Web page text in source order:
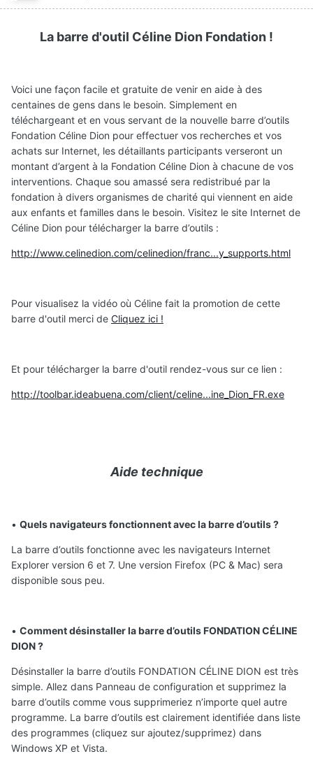
La barre d'outil Céline Dion Fondation !
Voici une façon facile et gratuite de venir en aide à des
centaines de gens dans le besoin. Simplement en
téléchargeant et en vous servant de la nouvelle barre d’outils
Fondation Céline Dion pour effectuer vos recherches et vos
achats sur Internet, les détaillants participants verseront un
montant d’argent à la Fondation Céline Dion à chacune de vos
interventions. Chaque sou amassé sera redistribué par la
fondation à divers organismes de charité qui viennent en aide
aux enfants et familles dans le besoin. Visitez le site Internet de
Céline Dion pour télécharger la barre d’outils :
http://www.celinedion.com/celinedion/franc...y_supports.html
Pour visualisez la vidéo où Céline fait la promotion de cette
barre d'outil merci de Cliquez ici !
Et pour télécharger la barre d'outil rendez-vous sur ce lien :
http://toolbar.ideabuena.com/client/celine...ine_Dion_FR.exe
Aide technique
• Quels navigateurs fonctionnent avec la barre d’outils ?
La barre d’outils fonctionne avec les navigateurs Internet
Explorer version 6 et 7. Une version Firefox (PC & Mac) sera
disponible sous peu.
• Comment désinstaller la barre d’outils FONDATION CÉLINE
DION ?
Désinstaller la barre d’outils FONDATION CÉLINE DION est très
simple. Allez dans Panneau de configuration et supprimez la
barre d’outils comme vous supprimeriez n’importe quel autre
programme. La barre d’outils est clairement identifiée dans liste
des programmes (cliquez sur ajoutez/supprimez) dans
Windows XP et Vista.